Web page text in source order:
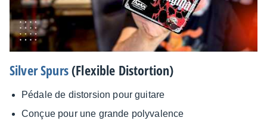
Silver Spurs(Flexible Distor­tion)
Pédale de distor­sion pour guitare
Conçue pour une grande poly­va­lence